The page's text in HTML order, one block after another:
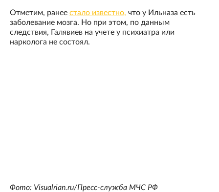
Отметим, ранее стало известно, что у Ильназа есть
заболевание мозга. Но при этом, по данным
следствия, Галявиев на учете у психиатра или
нарколога не состоял.
Фото: Visualrian.ru/Пресс-служба МЧС РФ